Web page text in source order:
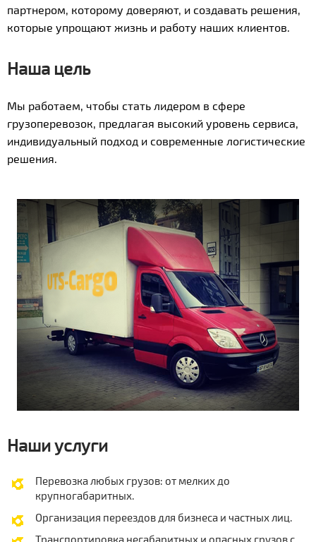
партнером, которому доверяют, и создавать решения,
которые упрощают жизнь и работу наших клиентов.
Наша цель
Мы работаем, чтобы стать лидером в сфере
грузоперевозок, предлагая высокий уровень сервиса,
индивидуальный подход и современные логистические
решения.
Наши услуги
Перевозка любых грузов: от мелких до
крупногабаритных.
Организация переездов для бизнеса и частных лиц.
Транспортировка негабаритных и опасных грузов с